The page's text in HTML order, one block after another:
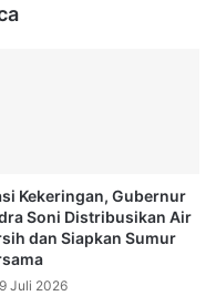
Kekeringan, Gubernur
Soni Distribusikan Air
dan Siapkan Sumur
Juli 2026